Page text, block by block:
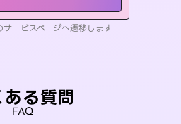
ービスページへ遷移します
る質問
FAQ